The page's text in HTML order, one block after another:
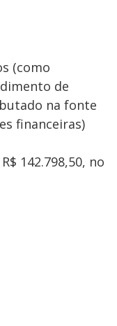
(como
de
na fonte
financeiras)
142.798,50, no